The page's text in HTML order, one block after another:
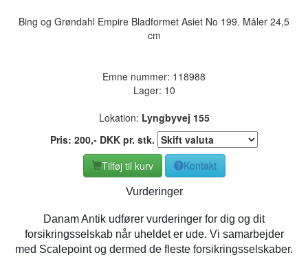
Bing og Grøndahl Empire Bladformet Asiet No 199. Måler 24,5
cm
Emne nummer: 118988
Lager: 10
Lokation: Lyngbyvej 155
Pris: 200,- DKK pr. stk.
Tilføj til kurv
Kontakt
Vurderinger
Danam Antik udfører vurderinger for dig og dit
forsikringsselskab når uheldet er ude. Vi samarbejder
med Scalepoint og dermed de fleste forsikringsselskaber.